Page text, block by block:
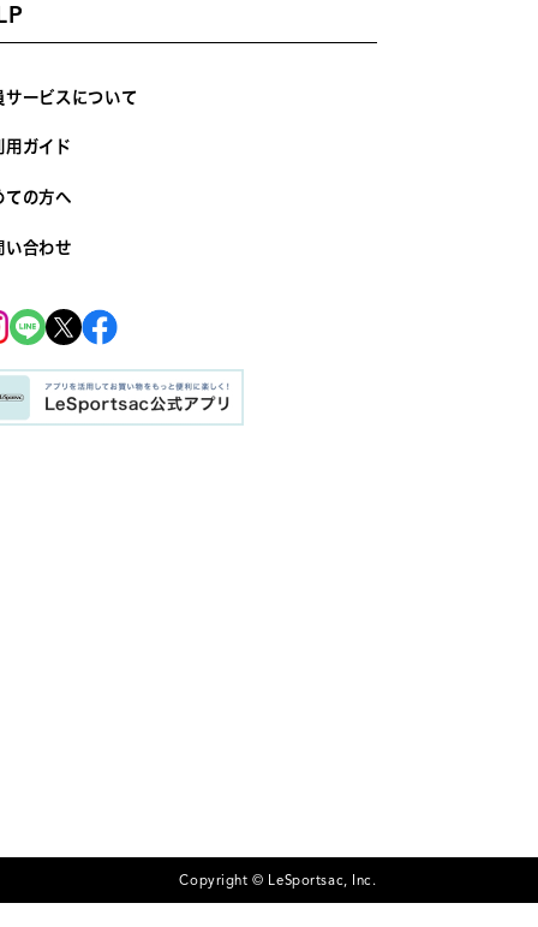
サービスについて
用ガイド
ての方へ
い合わせ
Copyright © LeSportsac, Inc.